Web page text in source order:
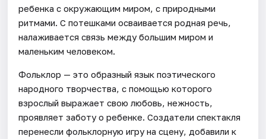
ребенка с окружающим миром, с природными
ритмами. С потешками осваивается родная речь,
налаживается связь между большим миром и
маленьким человеком.
Фольклор — это образный язык поэтического
народного творчества, с помощью которого
взрослый выражает свою любовь, нежность,
проявляет заботу о ребенке. Создатели спектакля
перенесли фольклорную игру на сцену, добавили к